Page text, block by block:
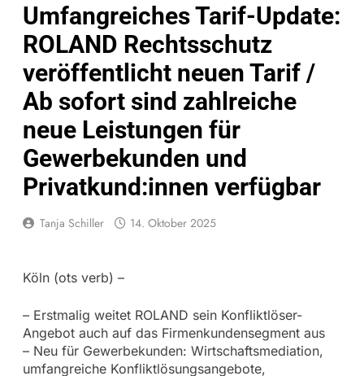
Umfangreiches Tarif-Update:
ROLAND Rechtsschutz
veröffentlicht neuen Tarif /
Ab sofort sind zahlreiche
neue Leistungen für
Gewerbekunden und
Privatkund:innen verfügbar
Tanja Schiller 14. Oktober 2025
Köln (ots verb) –
– Erstmalig weitet ROLAND sein Konfliktlöser-
Angebot auch auf das Firmenkundensegment aus
– Neu für Gewerbekunden: Wirtschaftsmediation,
umfangreiche Konfliktlösungsangebote,